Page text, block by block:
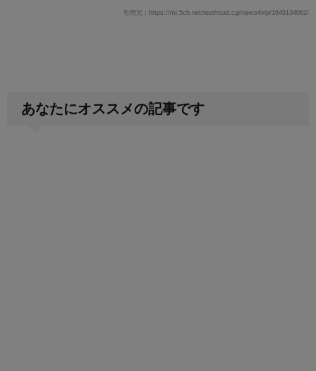
引用元：https://mi.5ch.net/test/read.cgi/news4vip/1649134062/
あなたにオススメの記事です